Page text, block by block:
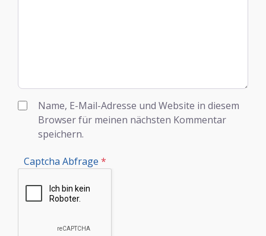
Name, E-Mail-Adresse und Website in diesem
Browser für meinen nächsten Kommentar
speichern.
Captcha Abfrage *